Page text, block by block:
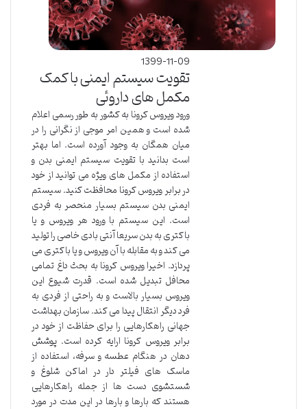
1399-11-09
تقویت سیستم ایمنی با کمک
مکمل های داروئی
ورود ویروس کرونا به کشور به طور رسمی اعلام
شده است و همین امر موجی از نگرانی را در
میان همگان به وجود آورده است. اما بهتر
است بدانید با تقویت سیستم ایمنی بدن و
استفاده از مکمل های ویژه می توانید از خود
در برابر ویروس کرونا محافظت کنید. سیستم
ایمنی بدن سیستم بسیار منحصر به فردی
است. این سیستم با ورود هر ویروس و یا
باکتری به بدن سریعا آنتی بادی خاصی را تولید
می کند و به مقابله با آن ویروس و یا باکتری می
پردازد. اخیرا ویروس کرونا به بحث داغ تمامی
محافل تبدیل شده است. قدرت شیوع این
ویروس بسیار بالاست و به راحتی از فردی به
فرد دیگر انتقال پیدا می کند. سازمان بهداشت
جهانی راهکارهایی را برای حفاظت از خود در
برابر ویروس کرونا ارایه کرده است. پوشش
دهان در هنگام عطسه و سرفه، استفاده از
ماسک های فیلتر دار در اماکن شلوغ و
شستشوی دست ها از جمله راهکارهایی
هستند که بارها و بارها در این مدت در مورد